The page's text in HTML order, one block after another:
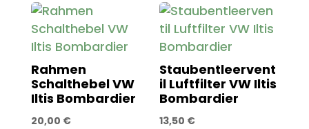
Rahmen
Schalthebel VW
Iltis Bombardier
20,00 €
Staubentleervent
il Luftfilter VW Iltis
Bombardier
13,50 €